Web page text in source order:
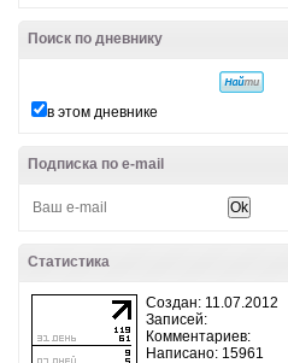
Поиск по дневнику
в этом дневнике
Подписка по e-mail
Статистика
Создан: 11.07.2012
Записей:
Комментариев:
Написано: 15961